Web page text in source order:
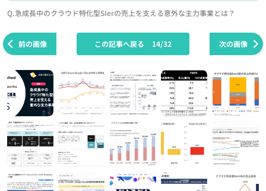
Q.急成長中のクラウド特化型SIerの売上を支える意外な主力事業とは？
前の画像 次の画像
この記事へ戻る 14/32